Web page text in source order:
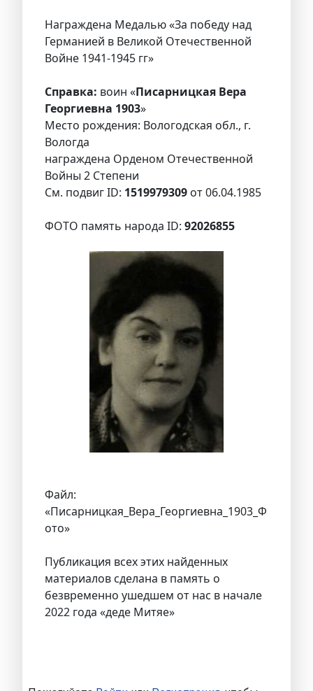
Награждена Медалью «За победу над
Германией в Великой Отечественной
Войне 1941-1945 гг»
Справка: воин «Писарницкая Вера
Георгиевна 1903»
Место рождения: Вологодская обл., г.
Вологда
награждена Орденом Отечественной
Войны 2 Степени
См. подвиг ID: 1519979309 от 06.04.1985
ФОТО память народа ID: 92026855
Файл:
«Писарницкая_Вера_Георгиевна_1903_Ф
ото»
Публикация всех этих найденных
материалов сделана в память о
безвременно ушедшем от нас в начале
2022 года «деде Митяе»